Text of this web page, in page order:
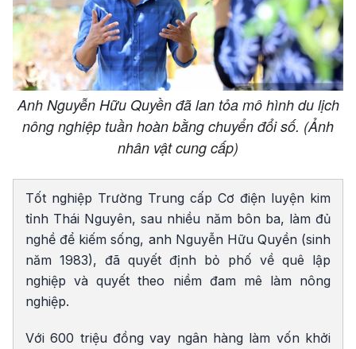
Anh Nguyễn Hữu Quyền đã lan tỏa mô hình du lịch
nông nghiệp tuần hoàn bằng chuyển đổi số. (Ảnh
nhân vật cung cấp)
Tốt nghiệp Trường Trung cấp Cơ điện luyện kim
tỉnh Thái Nguyên, sau nhiều năm bôn ba, làm đủ
nghề để kiếm sống, anh Nguyễn Hữu Quyền (sinh
năm 1983), đã quyết định bỏ phố về quê lập
nghiệp và quyết theo niềm đam mê làm nông
nghiệp.
Với 600 triệu đồng vay ngân hàng làm vốn khởi